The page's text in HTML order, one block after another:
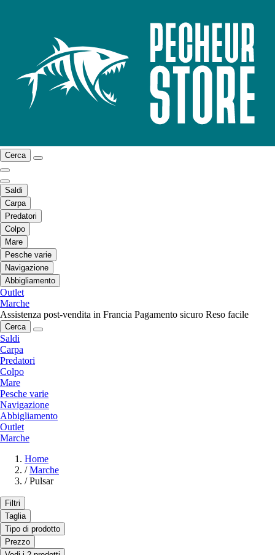
Cerca
Saldi
Carpa
Predatori
Colpo
Mare
Pesche varie
Navigazione
Abbigliamento
Outlet
Marche
Assistenza post-vendita in Francia Pagamento sicuro Reso facile
Cerca
Saldi
Carpa
Predatori
Colpo
Mare
Pesche varie
Navigazione
Abbigliamento
Outlet
Marche
Home
/ Marche
/ Pulsar
Filtri
Taglia
Tipo di prodotto
Prezzo